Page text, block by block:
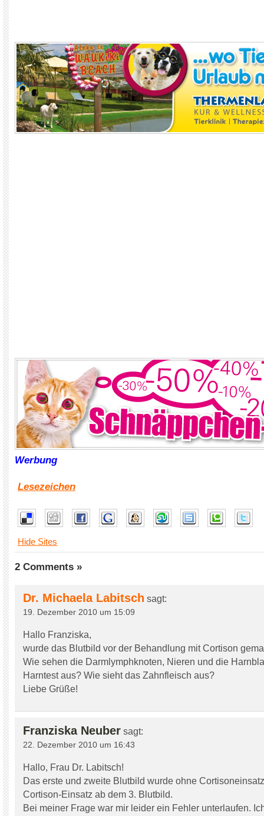
Werbung
Lesezeichen
Hide Sites
2 Comments »
Dr. Michaela Labitsch sagt:
19. Dezember 2010 um 15:09
Hallo Franziska,
wurde das Blutbild vor der Behandlung mit Cortison
Wie sehen die Darmlymphknoten, Nieren und die
Harntest aus? Wie sieht das Zahnfleisch aus?
Liebe Grüße!
Franziska Neuber sagt:
22. Dezember 2010 um 16:43
Hallo, Frau Dr. Labitsch!
Das erste und zweite Blutbild wurde ohne
Cortison-Einsatz ab dem 3. Blutbild.
Bei meiner Frage war mir leider ein Fehler unterlaufen.